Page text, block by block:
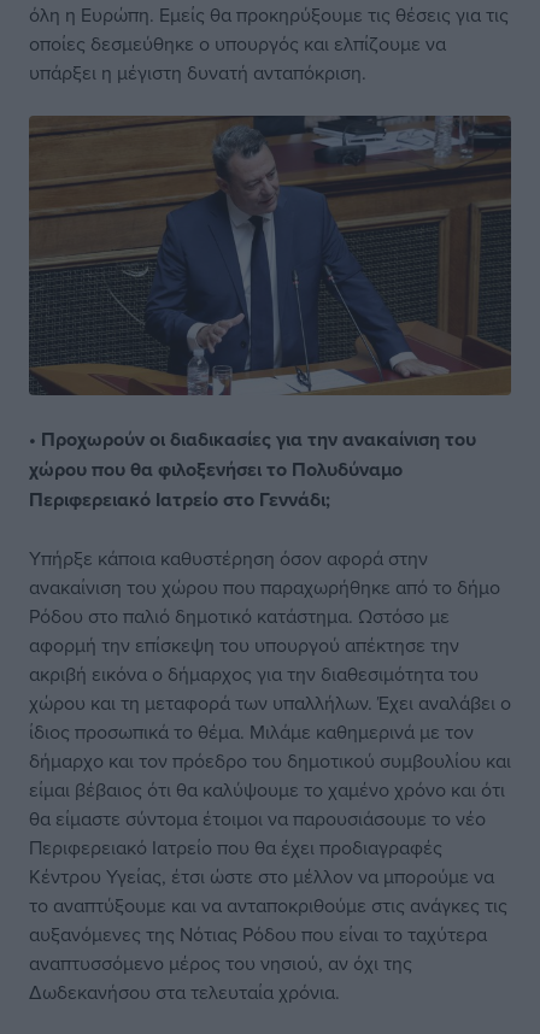
όλη η Ευρώπη. Εμείς θα προκηρύξουμε τις θέσεις για τις
οποίες δεσμεύθηκε ο υπουργός και ελπίζουμε να
υπάρξει η μέγιστη δυνατή ανταπόκριση.
• Προχωρούν οι διαδικασίες για την ανακαίνιση του
χώρου που θα φιλοξενήσει το Πολυδύναμο
Περιφερειακό Ιατρείο στο Γεννάδι;
Υπήρξε κάποια καθυστέρηση όσον αφορά στην
ανακαίνιση του χώρου που παραχωρήθηκε από το δήμο
Ρόδου στο παλιό δημοτικό κατάστημα. Ωστόσο με
αφορμή την επίσκεψη του υπουργού απέκτησε την
ακριβή εικόνα ο δήμαρχος για την διαθεσιμότητα του
χώρου και τη μεταφορά των υπαλλήλων. Έχει αναλάβει ο
ίδιος προσωπικά το θέμα. Μιλάμε καθημερινά με τον
δήμαρχο και τον πρόεδρο του δημοτικού συμβουλίου και
είμαι βέβαιος ότι θα καλύψουμε το χαμένο χρόνο και ότι
θα είμαστε σύντομα έτοιμοι να παρουσιάσουμε το νέο
Περιφερειακό Ιατρείο που θα έχει προδιαγραφές
Κέντρου Υγείας, έτσι ώστε στο μέλλον να μπορούμε να
το αναπτύξουμε και να ανταποκριθούμε στις ανάγκες τις
αυξανόμενες της Νότιας Ρόδου που είναι το ταχύτερα
αναπτυσσόμενο μέρος του νησιού, αν όχι της
Δωδεκανήσου στα τελευταία χρόνια.